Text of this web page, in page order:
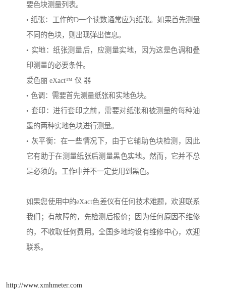
要色块测量列表。
• 纸张：工作的D一个读数通常应为纸张。如果首先测量
不同的色块，则出现弹出信息。
• 实地：纸张测量后，应测量实地，因为这是色调和叠
印测量的必要条件。
爱色丽 eXact™ 仪 器
• 色调：需要首先测量纸张和实地色块。
• 套印：进行套印之前，需要对纸张和被测量的每种油
墨的两种实地色块进行测量。
• 灰平衡：在一些情况下，由于它辅助色块检测，因此
它有助于在测量纸张后测量黑色实地。然而，它并不总
是必须的。工作中并不一定要用到黑色。
如果您使用中的eXact色差仪有任何技术难题，欢迎联系
我们；有故障的，先检测后报价；因为任何原因不维修
的，不收取任何费用。全国多地均设有维修中心，欢迎
联系。
http://www.xmhmeter.com